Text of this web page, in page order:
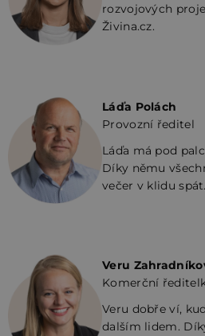
rozvojových
Živina.cz.
Láďa Polách
Provozní ředitel
Láďa má pod
Díky němu
večer v klidu spát.
Veru
Komerční
Veru dobře ví,
dalším lidem.